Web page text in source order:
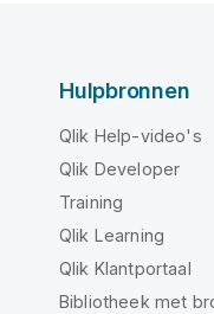
Hulpbronnen
Qlik Help-video's
Qlik Developer
Training
Qlik Learning
Qlik Klantportaal
Bibliotheek met